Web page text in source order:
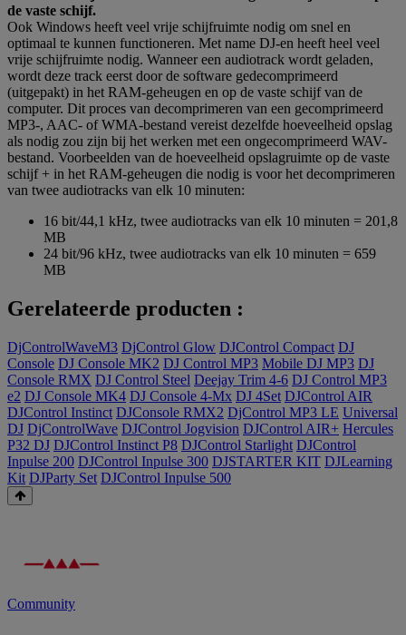
de vaste schijf.
Ook Windows heeft veel vrije schijfruimte nodig om snel en
optimaal te kunnen functioneren. Met name DJ-en heeft heel veel
vrije schijfruimte nodig. Wanneer een audiotrack wordt geladen,
wordt deze track eerst door de software gedecomprimeerd
(uitgepakt) in het RAM-geheugen en op de vaste schijf van de
computer. Dit proces van decomprimeren van een gecomprimeerd
MP3-, AAC- of WMA-bestand vereist dezelfde hoeveelheid opslag
als nodig zou zijn bij het werken met een ongecomprimeerd WAV-
bestand. Voorbeelden van de hoeveelheid opslagruimte op de vaste
schijf + in het RAM-geheugen die nodig is voor het decomprimeren
van twee audiotracks van elk 10 minuten:
16 bit/44,1 kHz, twee audiotracks van elk 10 minuten = 201,8
MB
24 bit/96 kHz, twee audiotracks van elk 10 minuten = 659
MB
Gerelateerde producten :
DjControlWaveM3 DjControl Glow DJControl Compact DJ
Console DJ Console MK2 DJ Control MP3 Mobile DJ MP3 DJ
Console RMX DJ Control Steel Deejay Trim 4-6 DJ Control MP3
e2 DJ Console MK4 DJ Console 4-Mx DJ 4Set DJControl AIR
DJControl Instinct DJConsole RMX2 DjControl MP3 LE Universal
DJ DjControlWave DJControl Jogvision DJControl AIR+ Hercules
P32 DJ DJControl Instinct P8 DJControl Starlight DJControl
Inpulse 200 DJControl Inpulse 300 DJSTARTER KIT DJLearning
Kit DJParty Set DJControl Inpulse 500
Community